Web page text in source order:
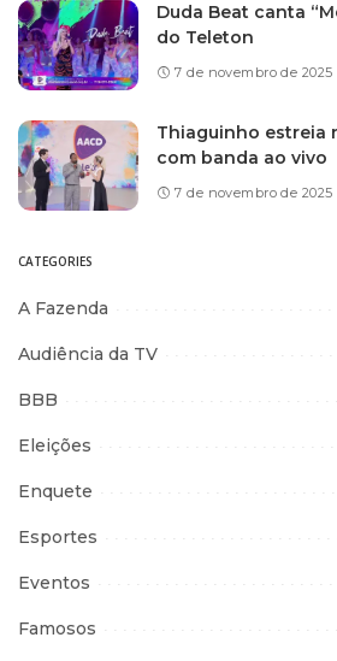
Duda Beat canta
do Teleton
7 de novembro de 2025
Thiaguinho estreia
com banda ao vivo
7 de novembro de 2025
CATEGORIES
A Fazenda
Audiência da TV
BBB
Eleições
Enquete
Esportes
Eventos
Famosos